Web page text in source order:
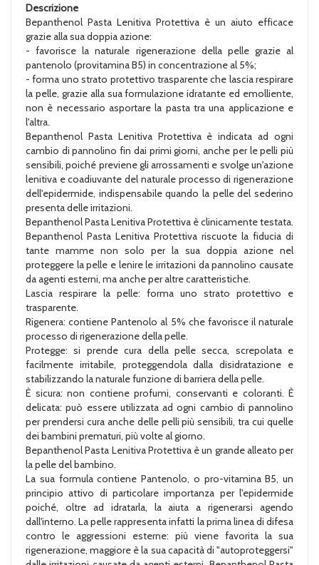
Descrizione
Bepanthenol Pasta Lenitiva Protettiva è un aiuto efficace
grazie alla sua doppia azione:
- favorisce la naturale rigenerazione della pelle grazie al
pantenolo (provitamina B5) in concentrazione al 5%;
- forma uno strato protettivo trasparente che lascia respirare
la pelle, grazie alla sua formulazione idratante ed emolliente,
non è necessario asportare la pasta tra una applicazione e
l'altra.
Bepanthenol Pasta Lenitiva Protettiva è indicata ad ogni
cambio di pannolino fin dai primi giorni, anche per le pelli più
sensibili, poiché previene gli arrossamenti e svolge un'azione
lenitiva e coadiuvante del naturale processo di rigenerazione
dell'epidermide, indispensabile quando la pelle del sederino
presenta delle irritazioni.
Bepanthenol Pasta Lenitiva Protettiva è clinicamente testata.
Bepanthenol Pasta Lenitiva Protettiva riscuote la fiducia di
tante mamme non solo per la sua doppia azione nel
proteggere la pelle e lenire le irritazioni da pannolino causate
da agenti esterni, ma anche per altre caratteristiche.
Lascia respirare la pelle: forma uno strato protettivo e
trasparente.
Rigenera: contiene Pantenolo al 5% che favorisce il naturale
processo di rigenerazione della pelle.
Protegge: si prende cura della pelle secca, screpolata e
facilmente irritabile, proteggendola dalla disidratazione e
stabilizzando la naturale funzione di barriera della pelle.
È sicura: non contiene profumi, conservanti e coloranti. È
delicata: può essere utilizzata ad ogni cambio di pannolino
per prendersi cura anche delle pelli più sensibili, tra cui quelle
dei bambini prematuri, più volte al giorno.
Bepanthenol Pasta Lenitiva Protettiva è un grande alleato per
la pelle del bambino.
La sua formula contiene Pantenolo, o pro-vitamina B5, un
principio attivo di particolare importanza per l'epidermide
poiché, oltre ad idratarla, la aiuta a rigenerarsi agendo
dall'interno. La pelle rappresenta infatti la prima linea di difesa
contro le aggressioni esterne: più viene favorita la sua
rigenerazione, maggiore è la sua capacità di "autoproteggersi"